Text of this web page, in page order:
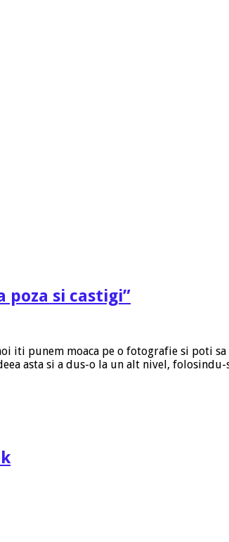
poza si castigi”
iti punem moaca pe o fotografie si poti
asta si a dus-o la un alt nivel,